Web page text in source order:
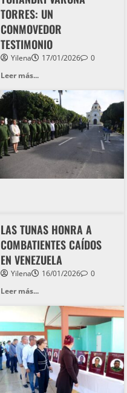
TORRES: UN
CONMOVEDOR
TESTIMONIO
Yilena 17/01/2026
0
Leer más...
LAS TUNAS HONRA A
COMBATIENTES CAÍDOS
EN VENEZUELA
Yilena 16/01/2026
0
Leer más...